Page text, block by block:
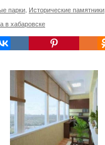
парки Исторические памятники
в хабаровске